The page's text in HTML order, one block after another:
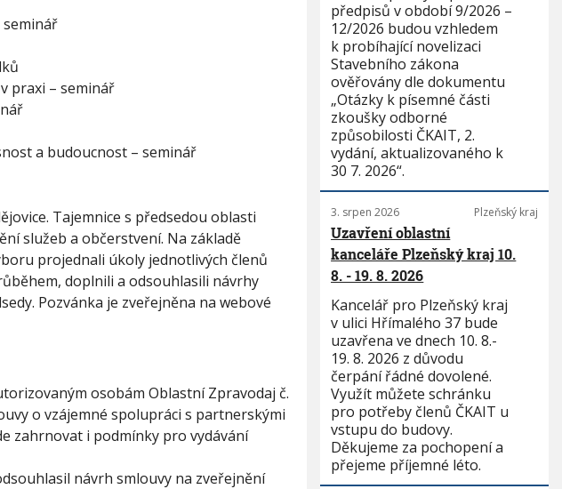
praxi – seminář
a budoucnost – seminář
Tajemnice s předsedou oblasti
služeb a občerstvení. Na základě
projednali úkoly jednotlivých členů
doplnili a odsouhlasili návrhy
Pozvánka je zveřejněna na webové
osobám Oblastní Zpravodaj č.
o vzájemné spolupráci s partnerskými
zahrnovat i podmínky pro vydávání
návrh smlouvy na zveřejnění
předpisů v období 9/2026 –
12/2026 budou vzhledem
k probíhající novelizaci
Stavebního zákona
ověřovány dle dokumentu
„Otázky k písemné části
zkoušky odborné
způsobilosti ČKAIT, 2.
vydání, aktualizovaného k
30 7. 2026“.
3. srpen 2026 Plzeňský kraj
Uzavření oblastní
kanceláře Plzeňský kraj 10.
8. - 19. 8. 2026
Kancelář pro Plzeňský kraj
v ulici Hřímalého 37 bude
uzavřena ve dnech 10. 8.-
19. 8. 2026 z důvodu
čerpání řádné dovolené.
Využít můžete schránku
pro potřeby členů ČKAIT u
vstupu do budovy.
Děkujeme za pochopení a
přejeme příjemné léto.